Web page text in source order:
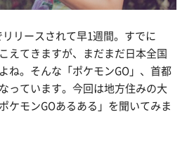
リリースされて早1週間。すでに
えてきますが、まだまだ日本全国
ね。そんな「ポケモンGO」、首都
っています。今回は地方住みの大
ケモンGOあるある」を聞いてみま